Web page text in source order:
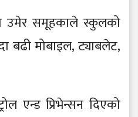
उमेर समूहकाले स्कुलको
बढी मोबाइल, ट्याबलेट,
एन्ड प्रिभेन्सन दिएको